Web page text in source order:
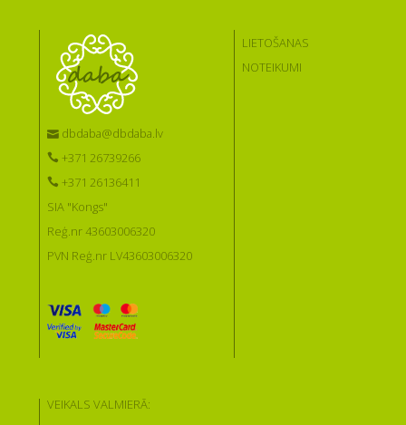
dbdaba@dbdaba.lv
+371 26739266
+371 26136411
SIA "Kongs"
Reģ.nr 43603006320
PVN Reģ.nr LV43603006320
LIETOŠANAS
NOTEIKUMI
VEIKALS VALMIERĀ: